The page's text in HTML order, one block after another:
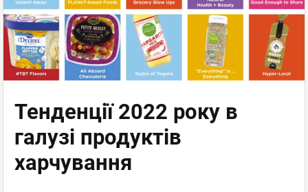
Тенденції 2022 року в
галузі продуктів
харчування